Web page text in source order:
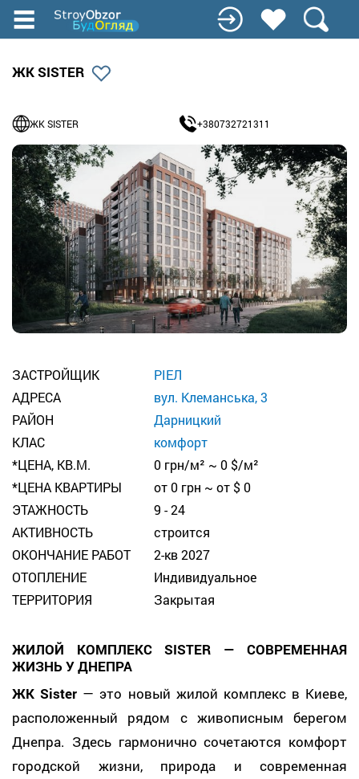
Перейти
содержанию
ЖК SISTER
ЖК SISTER +380732721311
ЗАСТРОЙЩИК
РІЕЛ
АДРЕСА
вул. Клеманська, 3
РАЙОН
Дарницкий
КЛАС
комфорт
*ЦЕНА, КВ.М.
0 грн/м² ~ 0 $/м²
*ЦЕНА КВАРТИРЫ
от 0 грн ~ от $ 0
ЭТАЖНОСТЬ
9 - 24
АКТИВНОСТЬ
строится
ОКОНЧАНИЕ РАБОТ
2-кв 2027
ОТОПЛЕНИЕ
Индивидуальное
ТЕРРИТОРИЯ
Закрытая
ЖИЛОЙ КОМПЛЕКС SISTER — СОВРЕМЕННАЯ
ЖИЗНЬ У ДНЕПРА
ЖК Sister — это новый жилой комплекс в Киеве,
расположенный рядом с живописным берегом
Днепра. Здесь гармонично сочетаются комфорт
городской жизни, природа и современная